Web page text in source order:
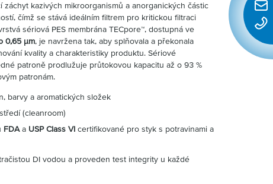
záchyt kazivých mikroorganismů a anorganických částic
čímž se stává ideálním filtrem pro kritickou filtraci
sériová PES membrána TECpore™, dostupná ve
0,65 µm, je navržena tak, aby splňovala a překonala
kvality a charakteristiky produktu. Sériové
patroně prodlužuje průtokovou kapacitu až o 93 %
patronám.
barvy a aromatických složek
(cleanroom)
FDAa USP Class VI certifikované pro styk s potravinami a
DI vodou a proveden test integrity u každé